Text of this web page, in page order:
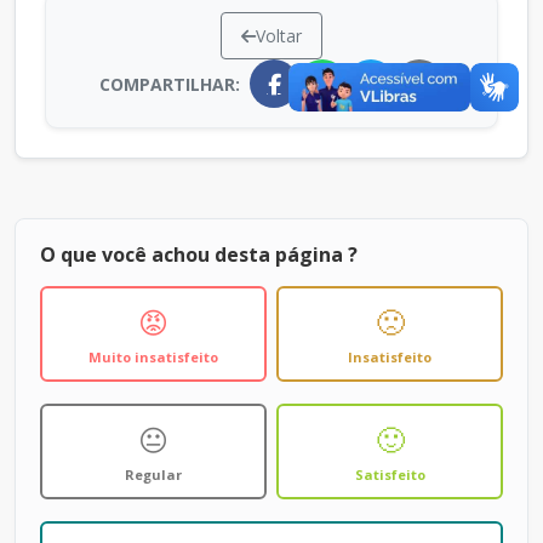
Voltar
COMPARTILHAR:
O que você achou desta página ?
😡
Muito insatisfeito
🙁
Insatisfeito
😐
Regular
🙂
Satisfeito